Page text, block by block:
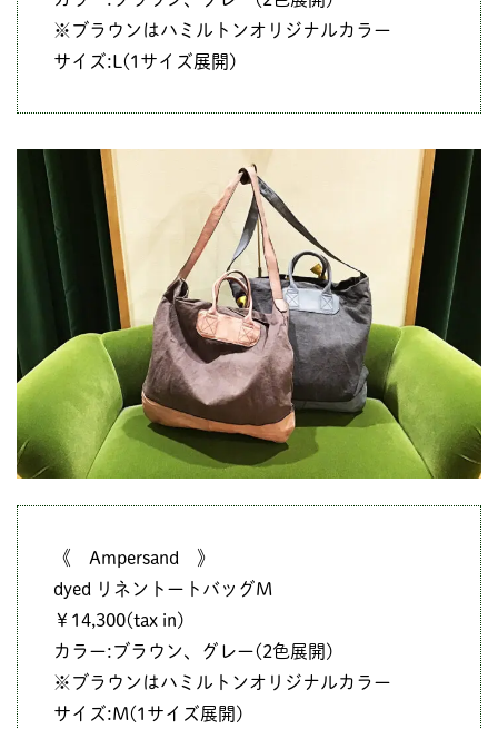
※ブラウンはハミルトンオリジナルカラー
サイズ:L(1サイズ展開)
《 Ampersand 》
dyed リネントートバッグM
￥14,300(tax in)
カラー:ブラウン、グレー(2色展開)
※ブラウンはハミルトンオリジナルカラー
サイズ:M(1サイズ展開)